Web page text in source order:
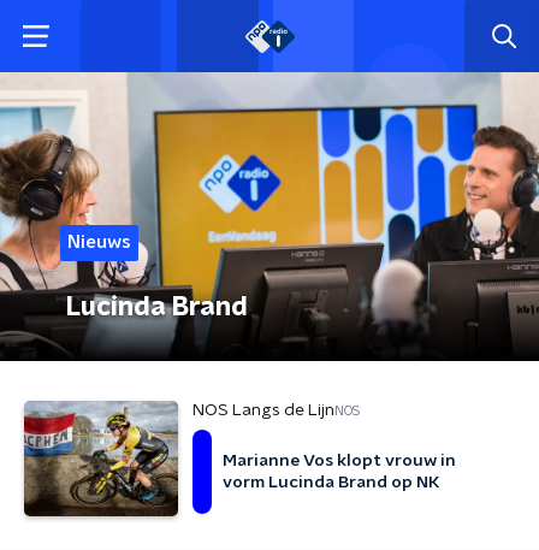
Nieuws
Lucinda Brand
NOS Langs de Lijn NOS
Marianne Vos klopt vrouw in
vorm Lucinda Brand op NK